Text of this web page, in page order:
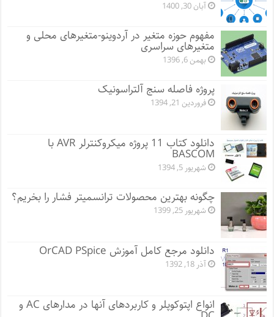
آبان 30, 1400
مفهوم حوزه متغیر در آردوینو-متغیرهای محلی و
متغیرهای سراسری
بهمن 6, 1396
پروژه فاصله سنج آلتراسونیک
فروردین 21, 1394
دانلود کتاب 11 پروژه میکروکنترلر AVR با
BASCOM
شهریور 5, 1394
چگونه بهترین محصولات ترانسمیتر فشار را بخریم؟
شهریور 25, 1399
دانلود مرجع کامل آموزش OrCAD PSpice
آذر 18, 1392
انواع اپتوکوپلر و کاربردهای آنها در مدارهای AC و